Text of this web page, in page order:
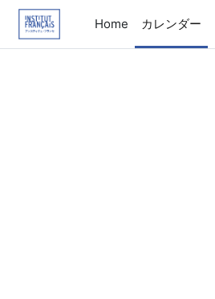
メインコンテンツへスキップする
Home
カレンダー